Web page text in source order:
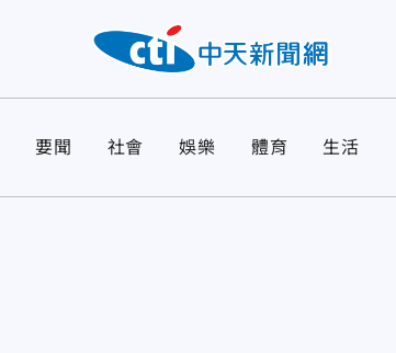
要聞 社會 娛樂 體育 生活